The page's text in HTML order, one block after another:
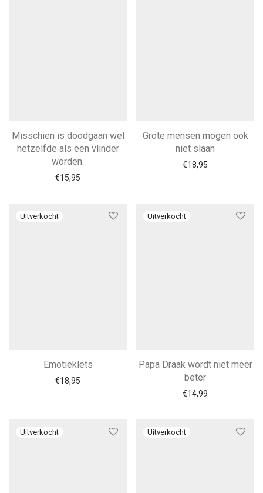
Misschien is doodgaan wel
hetzelfde als een vlinder
worden.
€15,95
Grote mensen mogen ook
niet slaan
€18,95
Emotieklets
€18,95
Papa Draak wordt niet meer
beter
€14,99